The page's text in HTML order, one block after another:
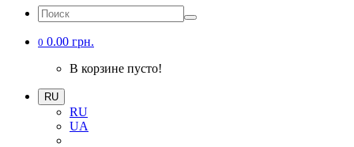
0 0.00 грн.
В корзине пусто!
RU
RU
UA